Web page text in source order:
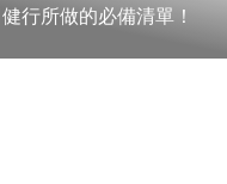
行所做的必備清單！